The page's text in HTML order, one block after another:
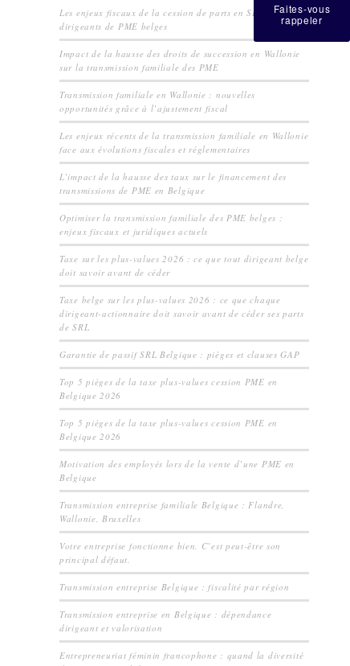
Les enjeux fiscaux de la cession de parts en SRL pour les
dirigeants de PME belges
Impact de la hausse des droits de succession en Wallonie
sur la transmission familiale des PME
Transmission familiale en Wallonie : nouvelles
opportunités grâce à l’ajustement fiscal
Les enjeux récents de la transmission familiale en Wallonie
face aux évolutions fiscales et réglementaires
L’impact de la hausse des taux sur le financement des
transmissions de PME en Belgique
Optimiser la transmission familiale des PME belges :
enjeux fiscaux et juridiques actuels
Taxe sur les plus-values 2026 : ce que tout dirigeant belge
doit savoir avant de céder
Taxe belge sur les plus-values 2026 : ce que chaque
dirigeant-actionnaire doit savoir avant de céder ses parts
de SRL
Garantie de passif SRL Belgique : pièges et clauses GAP
Top 5 pièges de la taxe plus-values cession PME en
Belgique 2026
Top 5 pièges de la taxe plus-values cession PME en
Belgique 2026
Motivation des employés lors de la vente d’une PME en
Belgique
Transmission entreprise familiale Belgique : Flandre,
Wallonie, Bruxelles
Votre entreprise fonctionne bien. C’est peut-être son
principal défaut.
Transmission entreprise Belgique : fiscalité par région
Transmission entreprise en Belgique : dépendance
dirigeant et valorisation
Entrepreneuriat féminin francophone : quand la diversité
Faites-vous
rappeler